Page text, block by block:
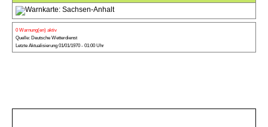
0 Warnung(en) aktiv
Quelle: Deutsche Wetterdienst
Letzte Aktualisierung 01/01/1970 - 01:00 Uhr